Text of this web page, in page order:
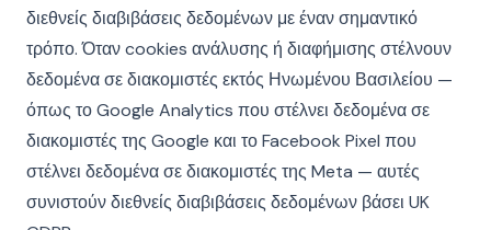
διεθνείς διαβιβάσεις δεδομένων με έναν σημαντικό
τρόπο. Όταν cookies ανάλυσης ή διαφήμισης στέλνουν
δεδομένα σε διακομιστές εκτός Ηνωμένου Βασιλείου —
όπως το Google Analytics που στέλνει δεδομένα σε
διακομιστές της Google και το Facebook Pixel που
στέλνει δεδομένα σε διακομιστές της Meta — αυτές
συνιστούν διεθνείς διαβιβάσεις δεδομένων βάσει UK